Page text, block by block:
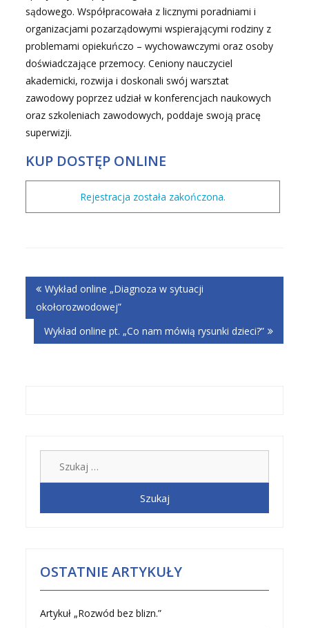
sądowego. Współpracowała z licznymi poradniami i
organizacjami pozarządowymi wspierającymi rodziny z
problemami opiekuńczo – wychowawczymi oraz osoby
doświadczające przemocy. Ceniony nauczyciel
akademicki, rozwija i doskonali swój warsztat
zawodowy poprzez udział w konferencjach naukowych
oraz szkoleniach zawodowych, poddaje swoją pracę
superwizji.
KUP DOSTĘP ONLINE
Rejestracja została zakończona.
WPISU
Wykład online „Diagnoza w sytuacji
okołorozwodowej”
Wykład online pt. „Co nam mówią rysunki dzieci?”
OSTATNIE ARTYKUŁY
Artykuł „Rozwód bez blizn.”